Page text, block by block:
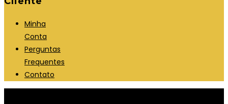
Minha
Conta
Perguntas
Frequentes
Contato